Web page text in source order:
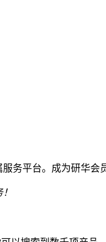
服务平台。成为研华